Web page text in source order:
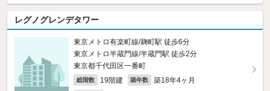
レグノグレンデタワー
東京メトロ有楽町線/麹町駅 徒歩6分
東京メトロ半蔵門線/半蔵門駅 徒歩2分
東京都千代田区一番町
総階数 19階建 築年数 築18年4ヶ月